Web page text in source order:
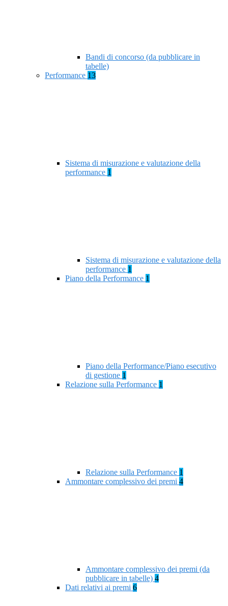
Bandi di concorso (da pubblicare in
tabelle)
Performance 13
Sistema di misurazione e valutazione della
performance 1
Sistema di misurazione e valutazione della
performance 1
Piano della Performance 1
Piano della Performance/Piano esecutivo
di gestione 1
Relazione sulla Performance 1
Relazione sulla Performance 1
Ammontare complessivo dei premi 4
Ammontare complessivo dei premi (da
pubblicare in tabelle) 4
Dati relativi ai premi 6